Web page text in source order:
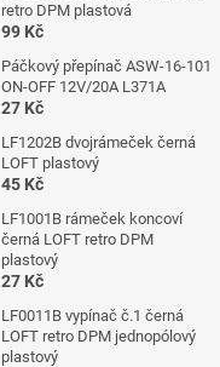
retro DPM plastová
99 Kč
Páčkový přepínač ASW-16-101
ON-OFF 12V/20A L371A
27 Kč
LF1202B dvojrámeček černá
LOFT plastový
45 Kč
LF1001B rámeček koncoví
černá LOFT retro DPM
plastový
27 Kč
LF0011B vypínač č.1 černá
LOFT retro DPM jednopólový
plastový